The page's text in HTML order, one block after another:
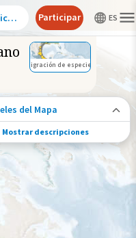
Migración de especies
del Mapa
de especies
ubicación en el mapa para
más se han vuelto a encontrar
de esta especie.
con disponibilidad
conectadas
Mostrar descripciones
Participar